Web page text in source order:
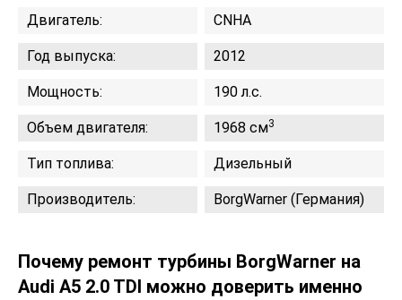
Двигатель: CNHA
Год выпуска: 2012
Мощность: 190 л.с.
Объем двигателя: 1968 см3
Тип топлива: Дизельный
Производитель: BorgWarner (Германия)
Почему ремонт турбины BorgWarner на
Audi A5 2.0 TDI можно доверить именно